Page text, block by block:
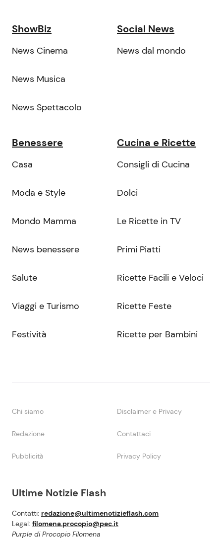
Ultime Notizie Flash
Contatti: redazione@ultimenotizieflash.com
Legal: filomena.procopio@pec.it
Purple di Procopio Filomena
ShowBiz
News Cinema
News Musica
News Spettacolo
Social News
News dal mondo
Benessere
Casa
Moda e Style
Mondo Mamma
News benessere
Salute
Viaggi e Turismo
Festività
Cucina e Ricette
Consigli di Cucina
Dolci
Le Ricette in TV
Primi Piatti
Ricette Facili e Veloci
Ricette Feste
Ricette per Bambini
Chi siamo Disclaimer e Privacy
Redazione Contattaci
Pubblicità Privacy Policy